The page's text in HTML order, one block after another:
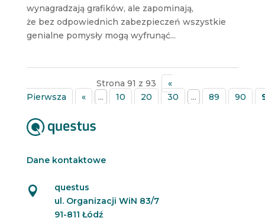
wynagradzają grafików, ale zapominają,
że bez odpowiednich zabezpieczeń wszystkie
genialne pomysły mogą wyfrunąć...
Strona 91 z 93
«
Pierwsza
« ... 10 20 30 ... 89 90
Dane kontaktowe

questus
ul. Organizacji WiN 83/7
91-811 Łódź